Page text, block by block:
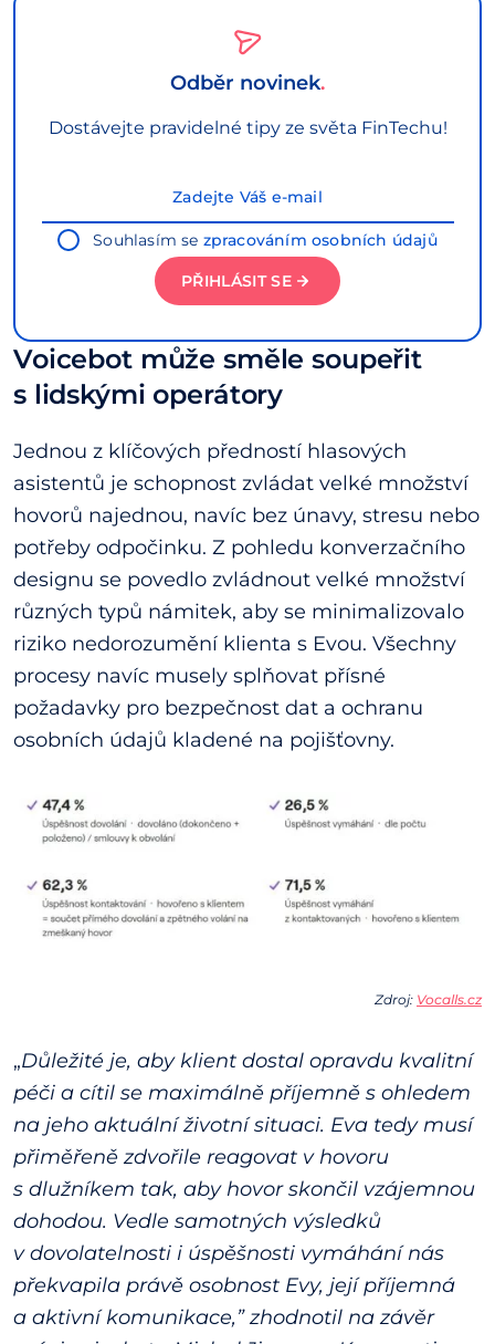
Odběr novinek
Dostávejte pravidelné tipy ze světa FinTechu!
Souhlasím se zpracováním osobních údajů
PŘIHLÁSIT SE
Voicebot může směle soupeřit
s lidskými operátory
Jednou z klíčových předností hlasových
asistentů je schopnost zvládat velké množství
hovorů najednou, navíc bez únavy, stresu nebo
potřeby odpočinku. Z pohledu konverzačního
designu se povedlo zvládnout velké množství
různých typů námitek, aby se minimalizovalo
riziko nedorozumění klienta s Evou. Všechny
procesy navíc musely splňovat přísné
požadavky pro bezpečnost dat a ochranu
osobních údajů kladené na pojišťovny.
Zdroj: Vocalls.cz
„Důležité je, aby klient dostal opravdu kvalitní
péči a cítil se maximálně příjemně s ohledem
na jeho aktuální životní situaci. Eva tedy musí
přiměřeně zdvořile reagovat v hovoru
s dlužníkem tak, aby hovor skončil vzájemnou
dohodou. Vedle samotných výsledků
v dovolatelnosti i úspěšnosti vymáhání nás
překvapila právě osobnost Evy, její příjemná
a aktivní komunikace,” zhodnotil na závěr